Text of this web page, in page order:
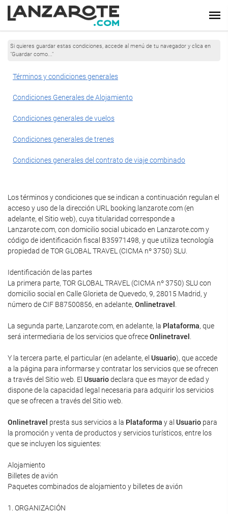
Si quieres guardar estas condiciones, accede al menú de tu navegador y clica en
"Guardar como..."
Términos y condiciones generales
Condiciones Generales de Alojamiento
Condiciones generales de vuelos
Condiciones generales de trenes
Condiciones generales del contrato de viaje combinado
Los términos y condiciones que se indican a continuación regulan el
acceso y uso de la dirección URL booking.lanzarote.com (en
adelante, el Sitio web), cuya titularidad corresponde a
Lanzarote.com, con domicilio social ubicado en Lanzarote.com y
código de identificación fiscal B35971498, y que utiliza tecnología
propiedad de TOR GLOBAL TRAVEL (CICMA nº 3750) SLU.
Identificación de las partes
La primera parte, TOR GLOBAL TRAVEL (CICMA nº 3750) SLU con
domicilio social en Calle Glorieta de Quevedo, 9, 28015 Madrid, y
número de CIF B87500856, en adelante, Onlinetravel
La segunda parte, Lanzarote.com, en adelante, la Plataforma, que
será intermediaria de los servicios que ofreceOnlinetravel
Y la tercera parte, el particular (en adelante, el Usuario), que accede
a la página para informarse y contratar los servicios que se ofrecen
a través del Sitio web. El Usuariodeclara que es mayor de edad y
dispone de la capacidad legal necesaria para adquirir los servicios
que se ofrecen a través del Sitio web.
Onlinetravel presta sus servicios a la Plataforma y al Usuario para
la promoción y venta de productos y servicios turísticos, entre los
que se incluyen los siguientes:
Alojamiento
Billetes de avión
Paquetes combinados de alojamiento y billetes de avión
1. ORGANIZACIÓN